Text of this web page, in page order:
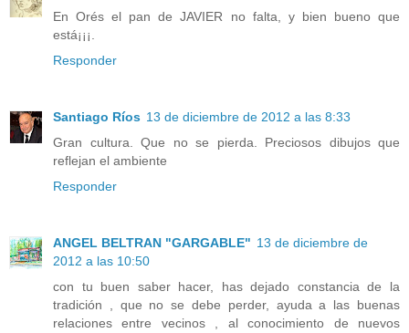
En Orés el pan de JAVIER no falta, y bien bueno que
está¡¡¡.
Responder
Santiago Ríos 13 de diciembre de 2012 a las 8:33
Gran cultura. Que no se pierda. Preciosos dibujos que
reflejan el ambiente
Responder
ANGEL BELTRAN "GARGABLE" 13 de diciembre de
2012 a las 10:50
con tu buen saber hacer, has dejado constancia de la
tradición , que no se debe perder, ayuda a las buenas
relaciones entre vecinos , al conocimiento de nuevos